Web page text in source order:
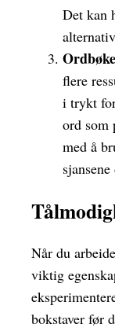
Det kan
flere
i trykt
ord som
med å
Når du
viktig
bokstaver før